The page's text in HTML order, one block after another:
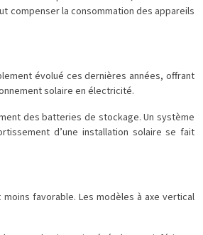
compenser la consommation des appareils
évolué ces dernières années, offrant
solaire en électricité.
des batteries de stockage. Un système
d’une installation solaire se fait
favorable. Les modèles à axe vertical